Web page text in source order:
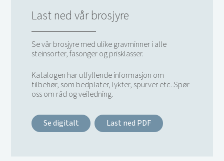
Last ned vår brosjyre
Se vår brosjyre med ulike gravminner i alle
steinsorter, fasonger og prisklasser.
Katalogen har utfyllende informasjon om
tilbehør, som bedplater, lykter, spurver etc. Spør
oss om råd og veiledning.
Se digitalt Last ned PDF